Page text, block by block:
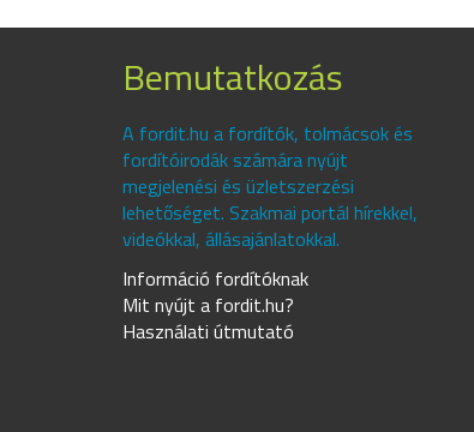
Bemutatkozás
A fordit.hu a fordítók, tolmácsok és
fordítóirodák számára nyújt
megjelenési és üzletszerzési
lehetőséget. Szakmai portál hírekkel,
videókkal, állásajánlatokkal.
Információ fordítóknak
Mit nyújt a fordit.hu?
Használati útmutató